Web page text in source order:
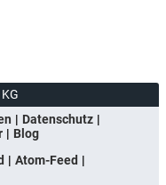
Datenschutz
Blog
Atom-Feed